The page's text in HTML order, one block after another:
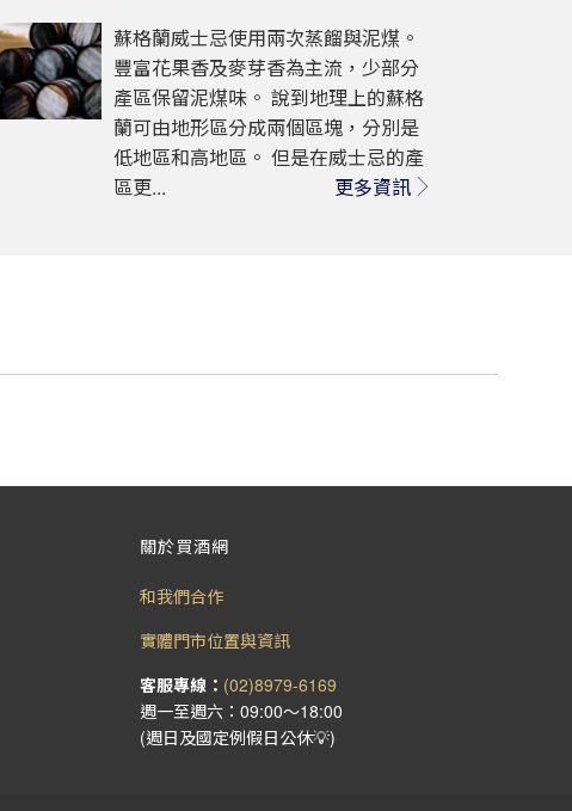
蘇格蘭威士忌使用兩次蒸餾與泥煤。
豐富花果香及麥芽香為主流，少部分
產區保留泥煤味。 說到地理上的蘇格
蘭可由地形區分成兩個區塊，分別是
低地區和高地區。 但是在威士忌的產
區更...
更多資訊
關於買酒網
和我們合作
實體門市位置與資訊
客服專線： (02)8979-6169
週一至週六：09:00～18:00
(週日及國定例假日公休💡)